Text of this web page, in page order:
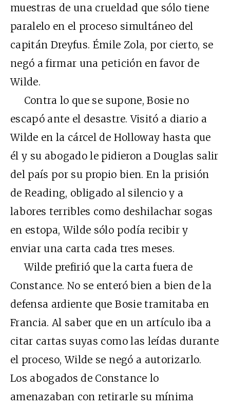
muestras de una crueldad que sólo tiene
paralelo en el proceso simultáneo del
capitán Dreyfus. Émile Zola, por cierto, se
negó a firmar una petición en favor de
Wilde.
Contra lo que se supone, Bosie no
escapó ante el desastre. Visitó a diario a
Wilde en la cárcel de Holloway hasta que
él y su abogado le pidieron a Douglas salir
del país por su propio bien. En la prisión
de Reading, obligado al silencio y a
labores terribles como deshilachar sogas
en estopa, Wilde sólo podía recibir y
enviar una carta cada tres meses.
Wilde prefirió que la carta fuera de
Constance. No se enteró bien a bien de la
defensa ardiente que Bosie tramitaba en
Francia. Al saber que en un artículo iba a
citar cartas suyas como las leídas durante
el proceso, Wilde se negó a autorizarlo.
Los abogados de Constance lo
amenazaban con retirarle su mínima